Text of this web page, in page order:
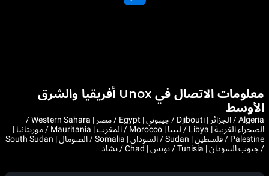
معلومات الاتصال في Unox أفريقيا والشرق
الأوسط
Algeria / الجزائر | Djibouti / جيبوتي | Egypt / مصر | Western Sahara /
الصحراء الغربية | Libya / ليبيا | Morocco / المغرب | Mauritania / موريتانيا |
Palestine / فلسطين | Sudan / السودان | Somalia / الصومال | South Sudan
/ جنوب السودان | Tunisia / تونس | Chad / تشاد